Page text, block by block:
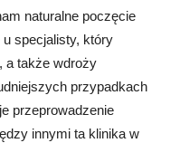
naturalne poczęcie
specjalisty, który
a także wdroży
przypadkach
przeprowadzenie
innymi ta klinika w